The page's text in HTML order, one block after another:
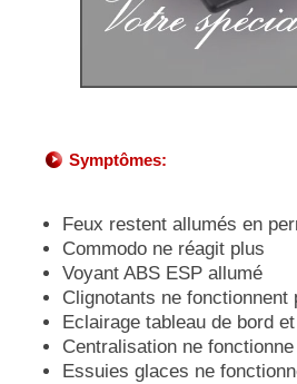
Symptômes:
Feux restent allumés en
Commodo ne réagit plus
Voyant ABS ESP allumé
Clignotants ne fonctionnent
Eclairage tableau de bord
Centralisation ne
Essuies glaces ne